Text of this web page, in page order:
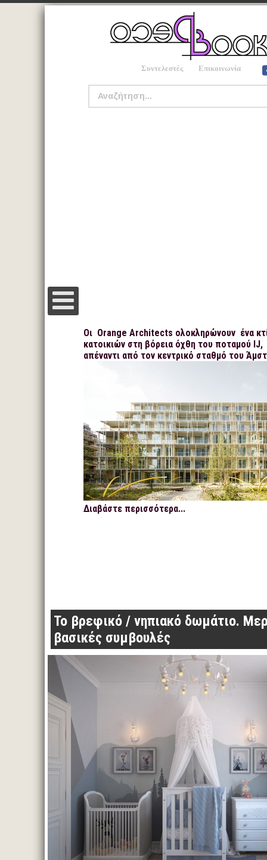
Συντελεστές Επικοινωνία
Οι Orange Architects ολοκληρώνουν ένα
κατοικιών στη βόρεια όχθη του ποταμού IJ,
απέναντι από τον κεντρικό σταθμό του
Διαβάστε περισσότερα...
Το βρεφικό / νηπιακό δωμάτιο.
βασικές συμβουλές